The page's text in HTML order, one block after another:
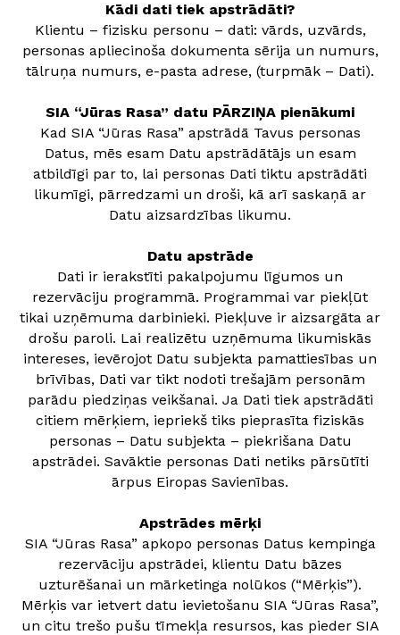
Kādi dati tiek apstrādāti?
Klientu – fizisku personu – dati: vārds, uzvārds,
personas apliecinoša dokumenta sērija un numurs,
tālruņa numurs, e-pasta adrese, (turpmāk – Dati).
SIA “Jūras Rasa” datu PĀRZIŅA pienākumi
Kad SIA “Jūras Rasa” apstrādā Tavus personas
Datus, mēs esam Datu apstrādātājs un esam
atbildīgi par to, lai personas Dati tiktu apstrādāti
likumīgi, pārredzami un droši, kā arī saskaņā ar
Datu aizsardzības likumu.
Datu apstrāde
Dati ir ierakstīti pakalpojumu līgumos un
rezervāciju programmā. Programmai var piekļūt
tikai uzņēmuma darbinieki. Piekļuve ir aizsargāta ar
drošu paroli. Lai realizētu uzņēmuma likumiskās
intereses, ievērojot Datu subjekta pamattiesības un
brīvības, Dati var tikt nodoti trešajām personām
parādu piedziņas veikšanai. Ja Dati tiek apstrādāti
citiem mērķiem, iepriekš tiks pieprasīta fiziskās
personas – Datu subjekta – piekrišana Datu
apstrādei. Savāktie personas Dati netiks pārsūtīti
ārpus Eiropas Savienības.
Apstrādes mērķi
SIA “Jūras Rasa” apkopo personas Datus kempinga
rezervāciju apstrādei, klientu Datu bāzes
uzturēšanai un mārketinga nolūkos (“Mērķis”).
Mērķis var ietvert datu ievietošanu SIA “Jūras Rasa”,
un citu trešo pušu tīmekļa resursos, kas pieder SIA